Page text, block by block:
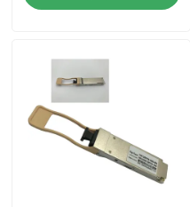
এনভিডিয়া এআই পণ্য
400G/800G অপটিক্যাল মডিউল